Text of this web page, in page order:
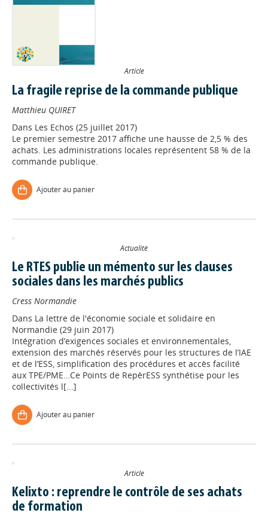
Article
La fragile reprise de la commande publique
Matthieu QUIRET
Dans Les Echos (25 juillet 2017)
Le premier semestre 2017 affiche une hausse de 2,5 % des
achats. Les administrations locales représentent 58 % de la
commande publique.
Ajouter au panier
Actualité
Le RTES publie un mémento sur les clauses
sociales dans les marchés publics
Cress Normandie
Dans La lettre de l'économie sociale et solidaire en
Normandie (29 juin 2017)
Intégration d’exigences sociales et environnementales,
extension des marchés réservés pour les structures de l’IAE
et de l’ESS, simplification des procédures et accès facilité
aux TPE/PME…Ce Points de RepèrESS synthétise pour les
collectivités l[...]
Ajouter au panier
Article
Kelixto : reprendre le contrôle de ses achats
de formation